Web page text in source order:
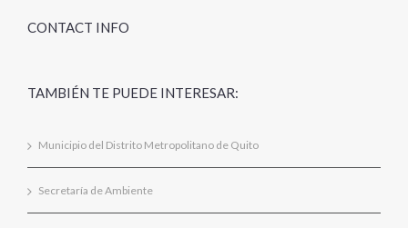
CONTACT INFO
TAMBIÉN TE PUEDE INTERESAR:
Municipio del Distrito Metropolitano de Quito
Secretaría de Ambiente